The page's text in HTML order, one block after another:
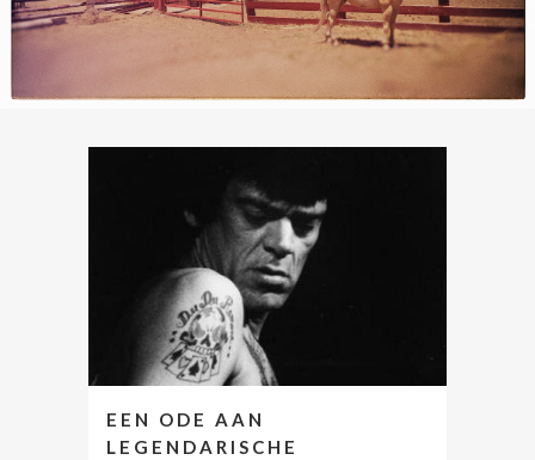
EEN ODE AAN
LEGENDARISCHE